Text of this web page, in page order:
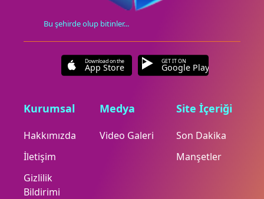
Bu şehirde olup bitinler...
Download on the
App Store
GET IT ON
Google Play
Kurumsal
Hakkımızda
İletişim
Gizlilik
Bildirimi
Medya
Video Galeri
Site İçeriği
Son Dakika
Manşetler